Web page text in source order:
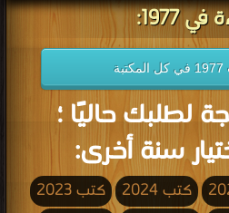
1977:
لطلبك حاليًا ؛
سنة أخرى:
كتب 2024
كتب 2023